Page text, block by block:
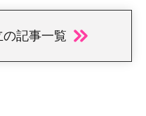
記事一覧